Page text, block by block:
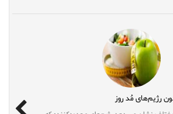
رژیم‌های مُد روز